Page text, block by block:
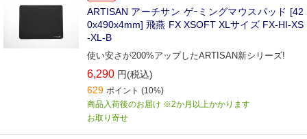
ARTISAN アーチサン ゲｰミングマウスパッド [42
0x490x4mm] 飛燕 FX XSOFT XLサイズ FX-HI-XS
-XL-B
使い安さが200%アップしたARTISAN新シリーズ!
6,290 円(税込)
629 ポイント (10%)
商品入荷後のお届け ※2か月以上かかります
お取り寄せ